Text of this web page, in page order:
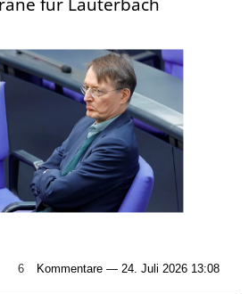
6 Kommentare — 24. Juli 2026 13:08